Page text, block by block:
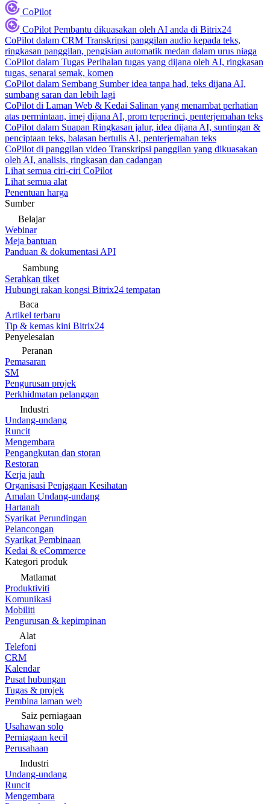
CoPilot
CoPilot Pembantu dikuasakan oleh AI anda di Bitrix24
CoPilot dalam CRM Transkripsi panggilan audio kepada teks,
ringkasan panggilan, pengisian automatik medan dalam urus niaga
CoPilot dalam Tugas Perihalan tugas yang dijana oleh AI, ringkasan
tugas, senarai semak, komen
CoPilot dalam Sembang Sumber idea tanpa had, teks dijana AI,
sumbang saran dan lebih lagi
CoPilot di Laman Web & Kedai Salinan yang menambat perhatian
atas permintaan, imej dijana AI, prom terperinci, penterjemahan teks
CoPilot dalam Suapan Ringkasan jalur, idea dijana AI, suntingan &
penciptaan teks, balasan bertulis AI, penterjemahan teks
CoPilot di panggilan video Transkripsi panggilan yang dikuasakan
oleh AI, analisis, ringkasan dan cadangan
Lihat semua ciri-ciri CoPilot
Lihat semua alat
Penentuan harga
Sumber
Belajar
Webinar
Meja bantuan
Panduan & dokumentasi API
Sambung
Serahkan tiket
Hubungi rakan kongsi Bitrix24 tempatan
Baca
Artikel terbaru
Tip & kemas kini Bitrix24
Penyelesaian
Peranan
Pemasaran
SM
Pengurusan projek
Perkhidmatan pelanggan
Industri
Undang-undang
Runcit
Mengembara
Pengangkutan dan storan
Restoran
Kerja jauh
Organisasi Penjagaan Kesihatan
Amalan Undang-undang
Hartanah
Syarikat Perundingan
Pelancongan
Syarikat Pembinaan
Kedai & eCommerce
Kategori produk
Matlamat
Produktiviti
Komunikasi
Mobiliti
Pengurusan & kepimpinan
Alat
Telefoni
CRM
Kalendar
Pusat hubungan
Tugas & projek
Pembina laman web
Saiz perniagaan
Usahawan solo
Perniagaan kecil
Perusahaan
Industri
Undang-undang
Runcit
Mengembara